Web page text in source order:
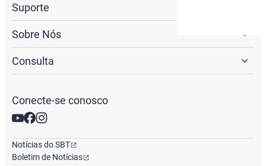
Suporte
Sobre Nós
Consulta
Conecte-se conosco
Notícias do SBT
Boletim de Notícias